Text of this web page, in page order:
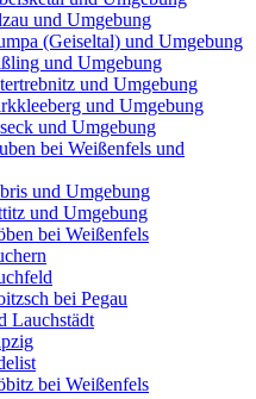
und Umgebung
(Geiseltal) und Umgebung
und Umgebung
und Umgebung
und Umgebung
und Umgebung
bei Weißenfels und
und Umgebung
und Umgebung
bei Weißenfels
bei Pegau
Lauchstädt
bei Weißenfels